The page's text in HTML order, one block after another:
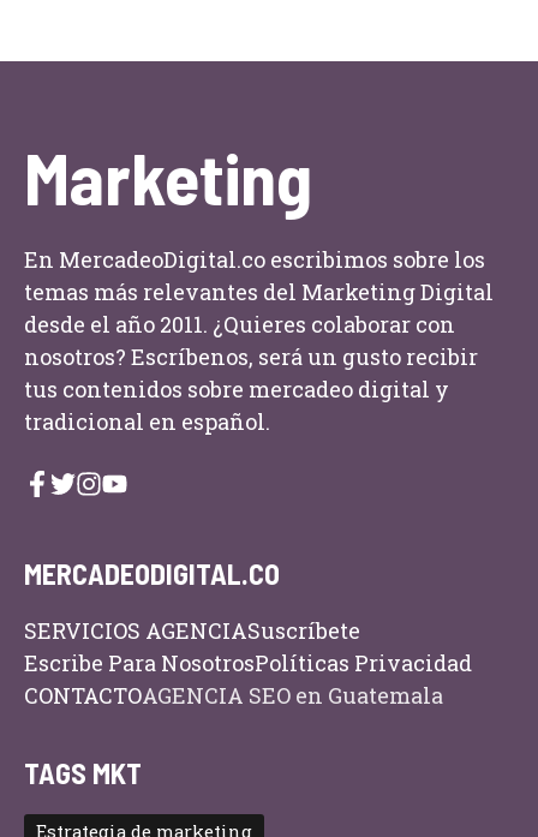
Marketing
En MercadeoDigital.co escribimos sobre los
temas más relevantes del Marketing Digital
desde el año 2011. ¿Quieres colaborar con
nosotros? Escríbenos, será un gusto recibir
tus contenidos sobre mercadeo digital y
tradicional en español.
MERCADEODIGITAL.CO
SERVICIOS AGENCIASuscríbete
Escribe Para NosotrosPolíticas Privacidad
CONTACTOAGENCIA SEO en Guatemala
TAGS MKT
Estrategia de marketing